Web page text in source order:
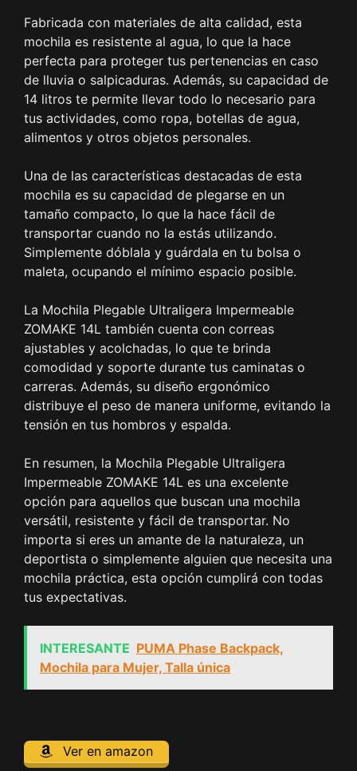
Fabricada con materiales de alta calidad, esta
mochila es resistente al agua, lo que la hace
perfecta para proteger tus pertenencias en caso
de lluvia o salpicaduras. Además, su capacidad de
14 litros te permite llevar todo lo necesario para
tus actividades, como ropa, botellas de agua,
alimentos y otros objetos personales.
Una de las características destacadas de esta
mochila es su capacidad de plegarse en un
tamaño compacto, lo que la hace fácil de
transportar cuando no la estás utilizando.
Simplemente dóblala y guárdala en tu bolsa o
maleta, ocupando el mínimo espacio posible.
La Mochila Plegable Ultraligera Impermeable
ZOMAKE 14L también cuenta con correas
ajustables y acolchadas, lo que te brinda
comodidad y soporte durante tus caminatas o
carreras. Además, su diseño ergonómico
distribuye el peso de manera uniforme, evitando la
tensión en tus hombros y espalda.
En resumen, la Mochila Plegable Ultraligera
Impermeable ZOMAKE 14L es una excelente
opción para aquellos que buscan una mochila
versátil, resistente y fácil de transportar. No
importa si eres un amante de la naturaleza, un
deportista o simplemente alguien que necesita una
mochila práctica, esta opción cumplirá con todas
tus expectativas.
INTERESANTE PUMA Phase Backpack,
Mochila para Mujer, Talla única
Ver en amazon